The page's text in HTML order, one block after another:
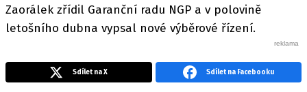
Zaorálek zřídil Garanční radu NGP a v polovině
letošního dubna vypsal nové výběrové řízení.
Sdílet na X Sdílet na Facebooku